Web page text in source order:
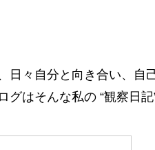
日々自分と向き合い、自
はそんな私の “観察日記